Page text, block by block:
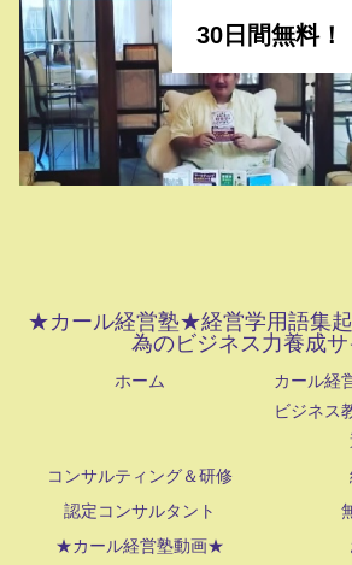
30日間無料！
★カール経営塾★経営学用語集
為のビジネス力養成サ
ホーム
カール経
ビジネス
コンサルティング＆研修
認定コンサルタント
★カール経営塾動画★